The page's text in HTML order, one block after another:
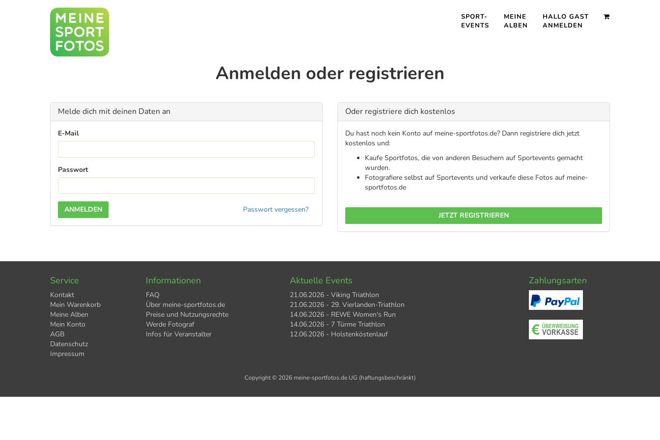
SPORT-
EVENTS
MEINE
ALBEN
HALLO GAST
ANMELDEN
Anmelden oder registrieren
Melde dich mit deinen Daten an
E-Mail
Passwort
Passwort vergessen?
Oder registriere dich kostenlos
Du hast noch kein Konto auf meine-sportfotos.de? Dann registriere dich jetzt
kostenlos und:
Kaufe Sportfotos, die von anderen Besuchern auf Sportevents gemacht
wurden.
Fotografiere selbst auf Sportevents und verkaufe diese Fotos auf meine-
sportfotos.de
JETZT REGISTRIEREN
Service
Kontakt
Mein Warenkorb
Meine Alben
Mein Konto
AGB
Datenschutz
Impressum
Informationen
FAQ
Über meine-sportfotos.de
Preise und Nutzungsrechte
Werde Fotograf
Infos für Veranstalter
Aktuelle Events
21.06.2026 - Viking Triathlon
21.06.2026 - 29. Vierlanden-Triathlon
14.06.2026 - REWE Women's Run
14.06.2026 - 7 Türme Triathlon
12.06.2026 - Holstenköstenlauf
Zahlungsarten
Copyright © 2026 meine-sportfotos.de UG (haftungsbeschränkt)